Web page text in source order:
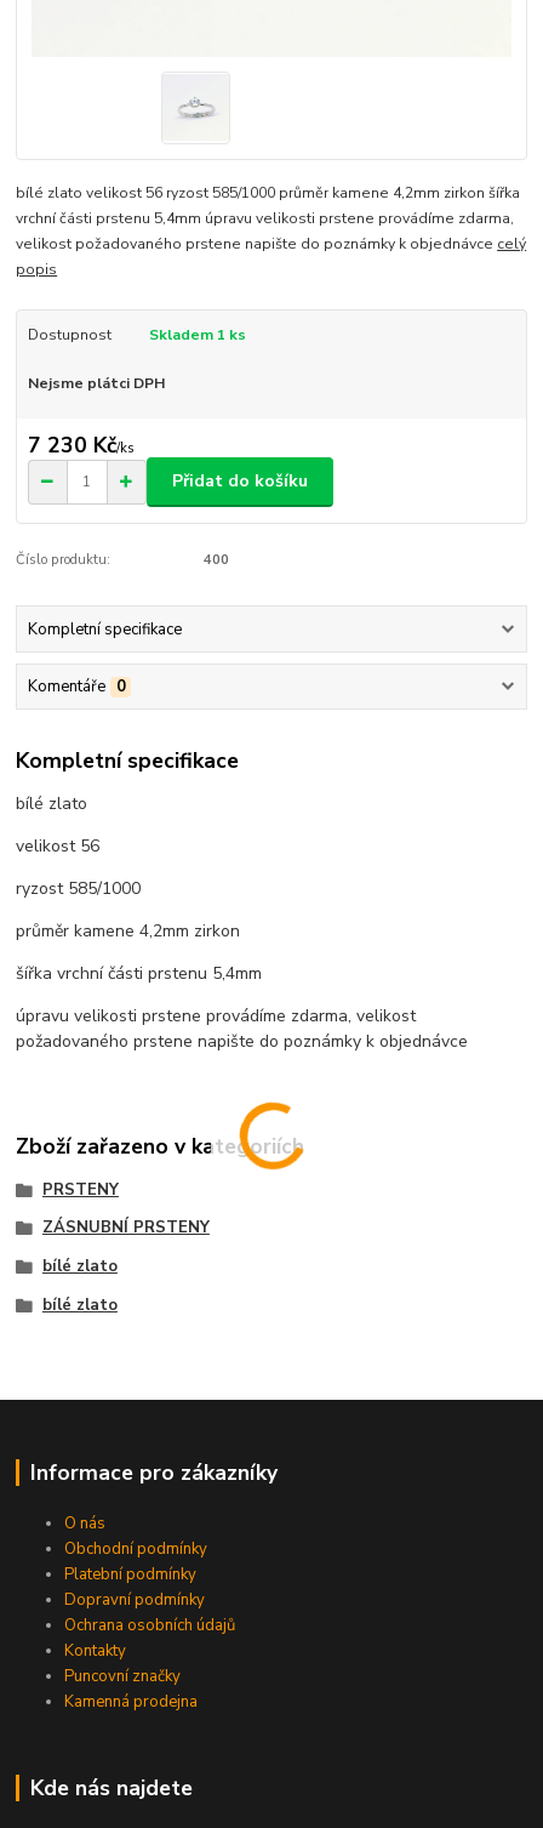
bílé zlato velikost 56 ryzost 585/1000 průměr kamene 4,2mm zirkon šířka
vrchní části prstenu 5,4mm úpravu velikosti prstene provádíme zdarma,
velikost požadovaného prstene napište do poznámky k objednávce celý
popis
Dostupnost Skladem 1 ks
Nejsme plátci DPH
7 230 Kč/ks
Přidat do košíku
Číslo produktu: 400
Kompletní specifikace
Komentáře 0
Kompletní specifikace
bílé zlato
velikost 56
ryzost 585/1000
průměr kamene 4,2mm zirkon
šířka vrchní části prstenu 5,4mm
úpravu velikosti prstene provádíme zdarma, velikost
požadovaného prstene napište do poznámky k objednávce
Zboží zařazeno v kategoriích
PRSTENY
ZÁSNUBNÍ PRSTENY
bílé zlato
bílé zlato
Informace pro zákazníky
O nás
Obchodní podmínky
Platební podmínky
Dopravní podmínky
Ochrana osobních údajů
Kontakty
Puncovní značky
Kamenná prodejna
Kde nás najdete